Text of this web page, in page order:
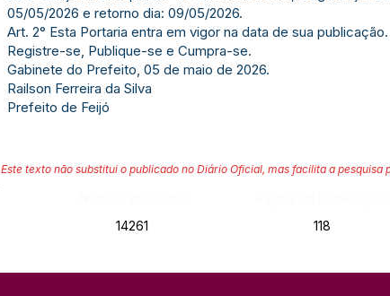
05/05/2026 e retorno dia: 09/05/2026.
Art. 2° Esta Portaria entra em vigor na data de sua publicação.
Registre-se, Publique-se e Cumpra-se.
Gabinete do Prefeito, 05 de maio de 2026.
Railson Ferreira da Silva
Prefeito de Feijó
Este texto não substitui o publicado no Diário Oficial, mas facilita a
14261
118